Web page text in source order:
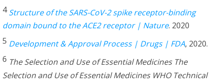
4 Structure of the SARS-CoV-2 spike receptor-binding
domain bound to the ACE2 receptor | Nature. 2020
5 Development & Approval Process | Drugs | FDA, 2020.
6 The Selection and Use of Essential Medicines The
Selection and Use of Essential Medicines WHO Technical